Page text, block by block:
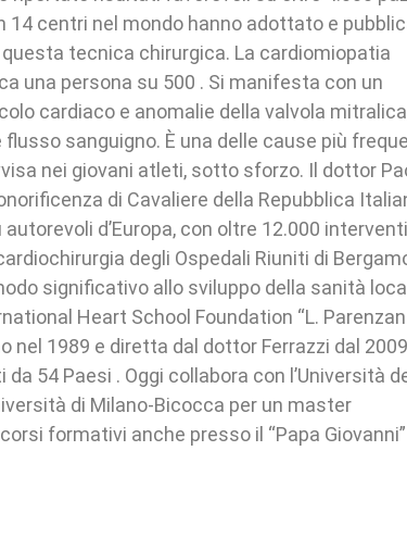
14 centri nel mondo hanno adottato e
tecnica chirurgica. La cardiomiopatia
una persona su 500 . Si manifesta con un
cardiaco e anomalie della valvola
sanguigno. È una delle cause più
nei giovani atleti, sotto sforzo. Il dottor
di Cavaliere della Repubblica
d’Europa, con oltre 12.000 interventi
degli Ospedali Riuniti di
significativo allo sviluppo della sanità
Heart School Foundation “L.
nel 1989 e diretta dal dottor Ferrazzi dal
54 Paesi . Oggi collabora con l’Università
di Milano-Bicocca per un master
formativi anche presso il “Papa